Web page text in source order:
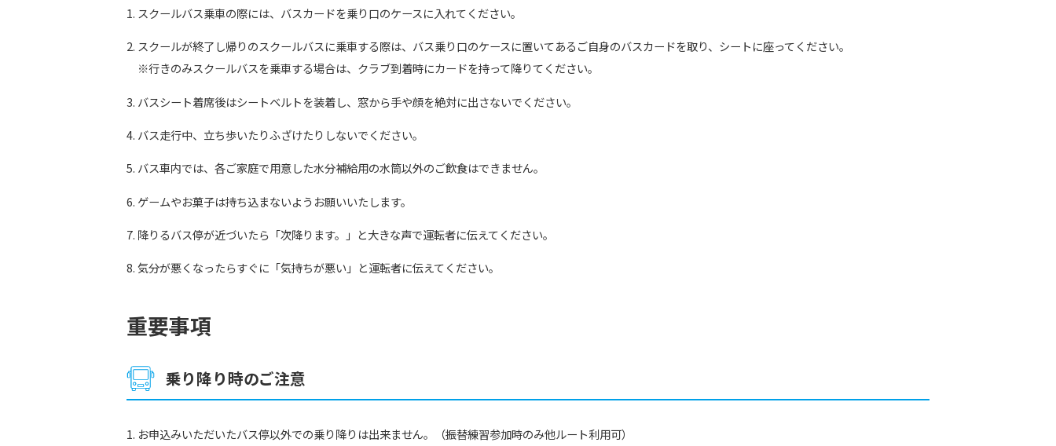
スクールバス乗車の際には、バスカードを乗り口のケースに入れてください。
スクールが終了し帰りのスクールバスに乗車する際は、バス乗り口のケースに置いてあるご自身のバスカードを取り、シートに座ってください。
※行きのみスクールバスを乗車する場合は、クラブ到着時にカードを持って降りてください。
バスシート着席後はシートベルトを装着し、窓から手や顔を絶対に出さないでください。
バス走行中、立ち歩いたりふざけたりしないでください。
バス車内では、各ご家庭で用意した水分補給用の水筒以外のご飲食はできません。
ゲームやお菓子は持ち込まないようお願いいたします。
降りるバス停が近づいたら「次降ります。」と大きな声で運転者に伝えてください。
気分が悪くなったらすぐに「気持ちが悪い」と運転者に伝えてください。
重要事項
乗り降り時のご注意
お申込みいただいたバス停以外での乗り降りは出来ません。（振替練習参加時のみ他ルート利用可）
For foreigners